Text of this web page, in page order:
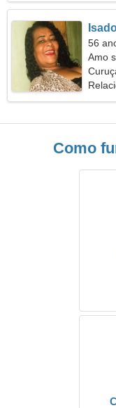
56
Amo
Como